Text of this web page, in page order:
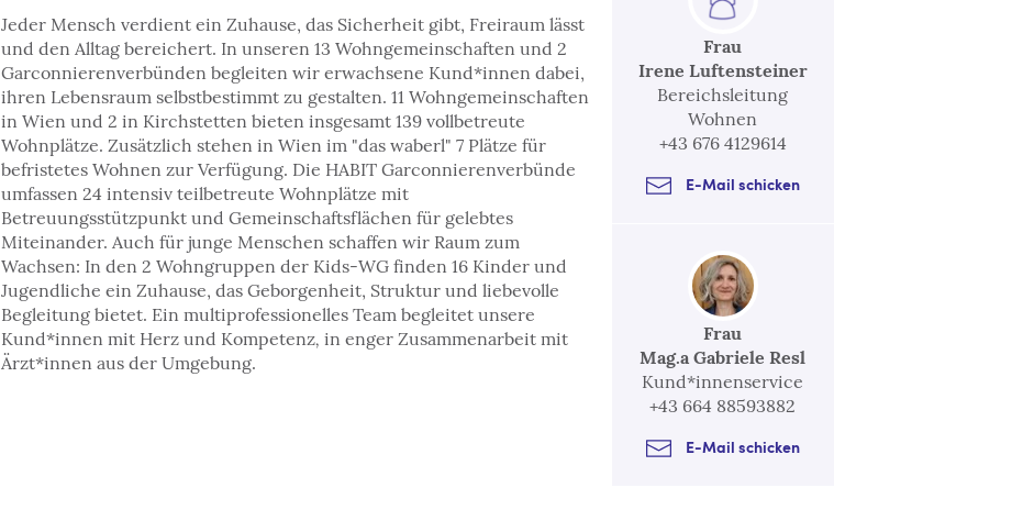
Jeder Mensch verdient ein Zuhause, das Sicherheit gibt, Freiraum lässt
und den Alltag bereichert. In unseren 13 Wohngemeinschaften und 2
Garconnierenverbünden begleiten wir erwachsene Kund*innen dabei,
ihren Lebensraum selbstbestimmt zu gestalten. 11 Wohngemeinschaften
in Wien und 2 in Kirchstetten bieten insgesamt 139 vollbetreute
Wohnplätze. Zusätzlich stehen in Wien im "das waberl" 7 Plätze für
befristetes Wohnen zur Verfügung. Die HABIT Garconnierenverbünde
umfassen 24 intensiv teilbetreute Wohnplätze mit
Betreuungsstützpunkt und Gemeinschaftsflächen für gelebtes
Miteinander. Auch für junge Menschen schaffen wir Raum zum
Wachsen: In den 2 Wohngruppen der Kids-WG finden 16 Kinder und
Jugendliche ein Zuhause, das Geborgenheit, Struktur und liebevolle
Begleitung bietet. Ein multiprofessionelles Team begleitet unsere
Kund*innen mit Herz und Kompetenz,in enger Zusammenarbeit mit
Ärzt*innen aus der Umgebung.
Frau
Irene Luftensteiner
Bereichsleitung
Wohnen
+43 676 4129614
E-Mail schicken
Frau
Mag.a Gabriele Resl
Kund*innenservice
+43 664 88593882
E-Mail schicken